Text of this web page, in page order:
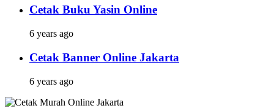
Cetak Buku Yasin Online
6 years ago
Cetak Banner Online Jakarta
6 years ago